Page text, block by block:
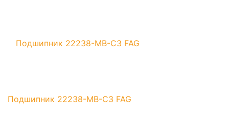
Подшипник 22238-MB-C3 FAG